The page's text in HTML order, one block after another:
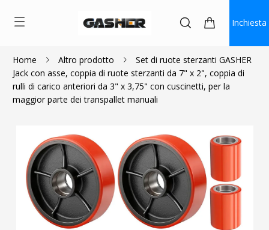
Inchiesta
Home Altro prodotto
Set di ruote sterzanti GASHER
Jack con asse, coppia di ruote sterzanti da 7" x 2", coppia di
rulli di carico anteriori da 3" x 3,75" con cuscinetti, per la
maggior parte dei transpallet manuali
$120.99